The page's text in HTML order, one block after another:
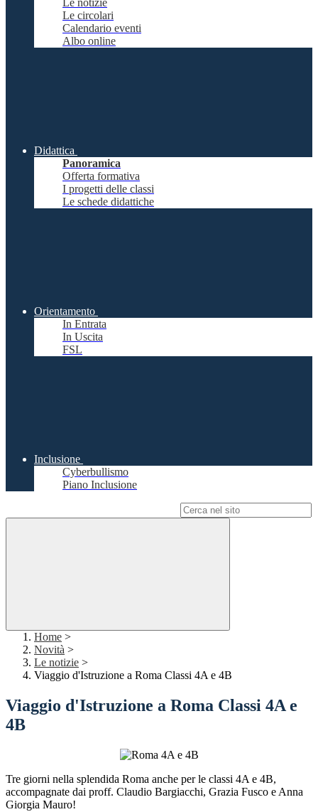
Le notizie
Le circolari
Calendario eventi
Albo online
Didattica
Panoramica
Offerta formativa
I progetti delle classi
Le schede didattiche
Orientamento
In Entrata
In Uscita
FSL
Inclusione
Cyberbullismo
Piano Inclusione
Home >
Novità >
Le notizie >
Viaggio d'Istruzione a Roma Classi 4A e 4B
Viaggio d'Istruzione a Roma Classi 4A e
4B
Tre giorni nella splendida Roma anche per le classi 4A e 4B,
accompagnate dai proff. Claudio Bargiacchi, Grazia Fusco e Anna
Giorgia Mauro!